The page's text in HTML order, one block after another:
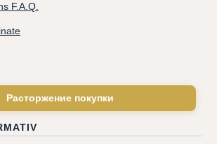
F.A.Q.
Расторжение покупки